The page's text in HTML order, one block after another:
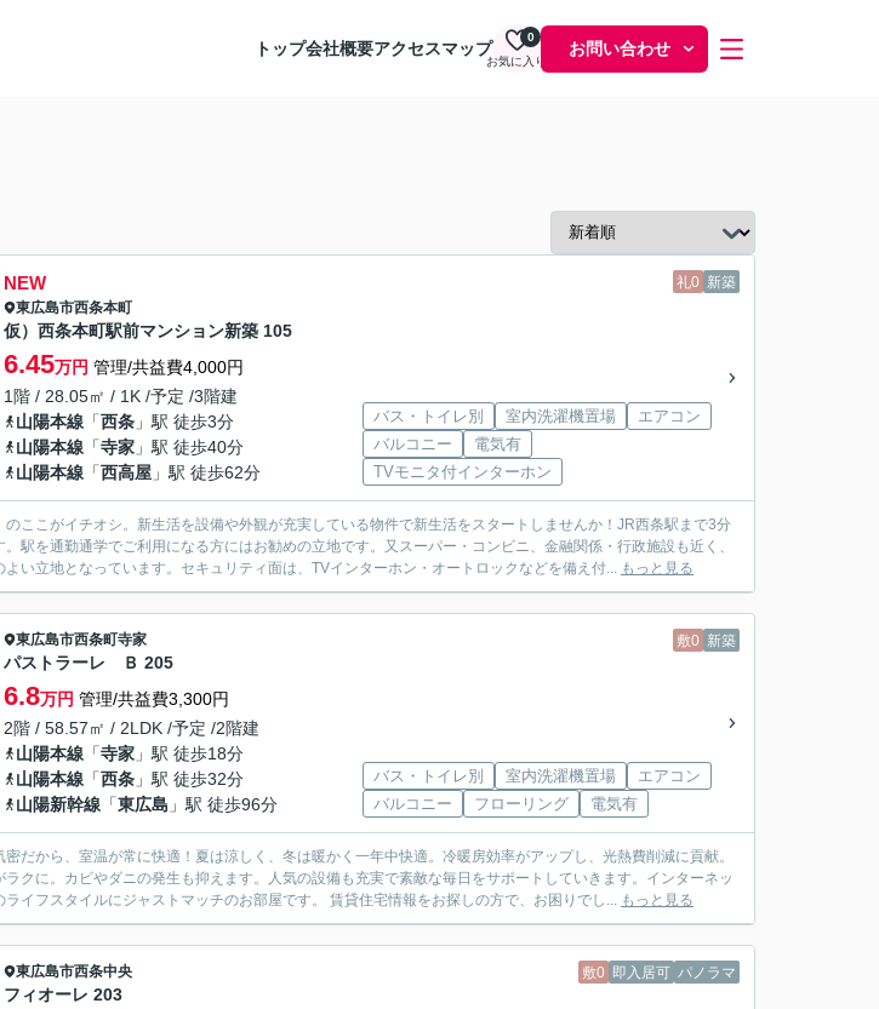
トップ会社概要アクセスマップ
お気に入り
0
お問い合わせ
礼0 新築
NEW
東広島市西条本町
仮）西条本町駅前マンション新築 105
6.45万円 管理/共益費4,000円
1階 / 28.05㎡ / 1K /予定 /3階建
山陽本線 「西条 」駅 徒歩3分
山陽本線 「寺家 」駅 徒歩40分
山陽本線 「西高屋 」駅 徒歩62分
バス・トイレ別 室内洗濯機置場
エアコン
バルコニー
電気有
TVモニタ付インターホン
のここがイチオシ。新生活を設備や外観が充実している物件で新生活をスタートしませんか！JR西条駅まで3分
駅を通勤通学でご利用になる方にはお勧めの立地です。又スーパー・コンビニ、金融関係・行政施設も近く、
い立地となっています。セキュリティ面は、TVインターホン・オートロックなどを備え付... もっと見る
敷0 新築
東広島市西条町寺家
パストラーレ Ｂ 205
6.8万円 管理/共益費3,300円
2階 / 58.57㎡ / 2LDK /予定 /2階建
山陽本線 「寺家 」駅 徒歩18分
山陽本線 「西条 」駅 徒歩32分
山陽新幹線 「東広島 」駅 徒歩96分
バス・トイレ別 室内洗濯機置場
エアコン
バルコニー
フローリング 電気有
だから、室温が常に快適！夏は涼しく、冬は暖かく一年中快適。冷暖房効率がアップし、光熱費削減に貢献。
クに。カビやダニの発生も抑えます。人気の設備も充実で素敵な毎日をサポートしていきます。インターネッ
ライフスタイルにジャストマッチのお部屋です。 賃貸住宅情報をお探しの方で、お困りでし... もっと見る
敷0 即入居可 パノラマ
東広島市西条中央
フィオーレ 203